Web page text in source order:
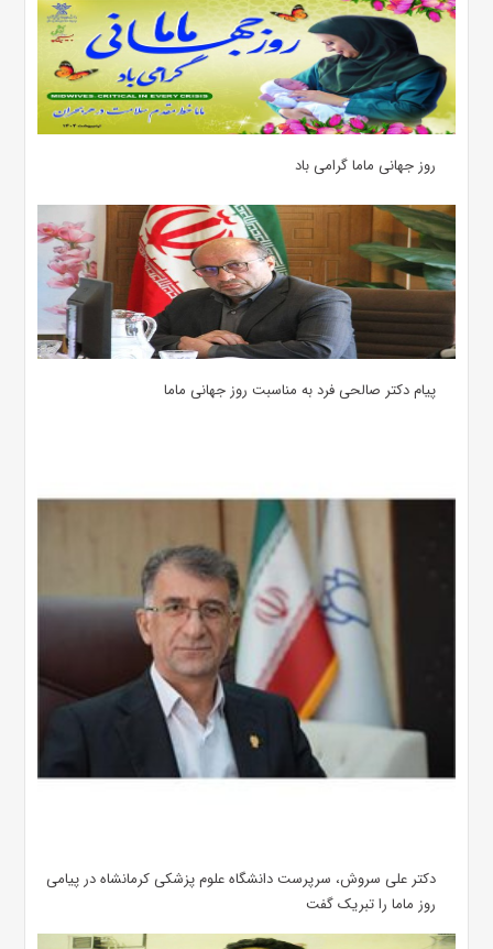
روز جهانی ماما گرامی باد
پیام دکتر صالحی فرد به مناسبت روز جهانی ماما
دکتر علی سروش، سرپرست دانشگاه علوم پزشکی کرمانشاه در پیامی
روز ماما را تبریک گفت